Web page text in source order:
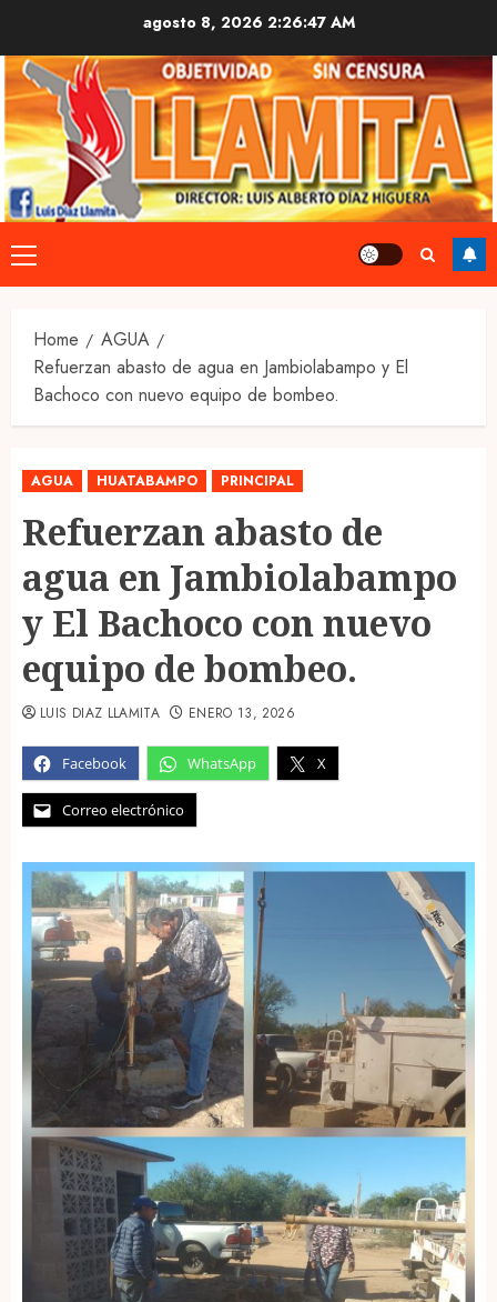
content
agosto 8, 2026 2:26:48 AM
Primary
Menu
Home
AGUA
Refuerzan abasto de agua en Jambiolabampo y El
Bachoco con nuevo equipo de bombeo.
AGUA HUATABAMPO PRINCIPAL
Refuerzan abasto de
agua en Jambiolabampo
y El Bachoco con nuevo
equipo de bombeo.
Facebook WhatsApp X
Correo electrónico
LUIS DIAZ LLAMITA ENERO 13, 2026